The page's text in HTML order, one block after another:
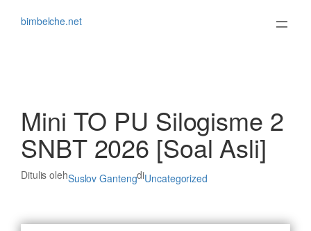
bimbelche.net
Mini TO PU Silogisme 2
SNBT 2026 [Soal Asli]
Ditulis olehSuslov GantengdiUncategorized